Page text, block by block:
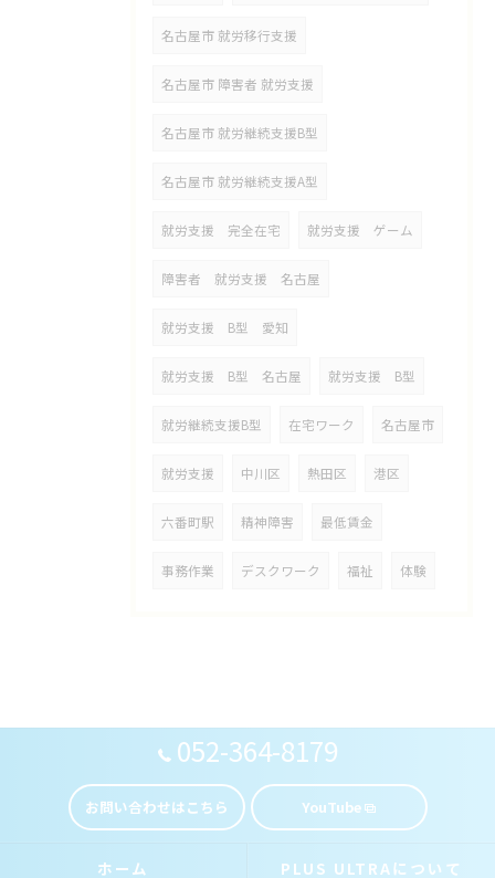
名古屋市 就労移行支援
名古屋市 障害者 就労支援
名古屋市 就労継続支援B型
名古屋市 就労継続支援A型
就労支援 完全在宅 就労支援 ゲーム
障害者 就労支援 名古屋
就労支援 B型 愛知
就労支援 B型 名古屋 就労支援 B型
就労継続支援B型 在宅ワーク 名古屋市
就労支援 中川区 熱田区 港区
六番町駅 精神障害 最低賃金
事務作業 デスクワーク 福祉 体験
052-364-8179
お問い合わせはこちら YouTube
ホーム PLUS ULTRAについて